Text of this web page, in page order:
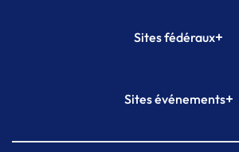
Sites fédéraux+
Plateforme Formation
Sites événements+
Meeting de Paris indoor